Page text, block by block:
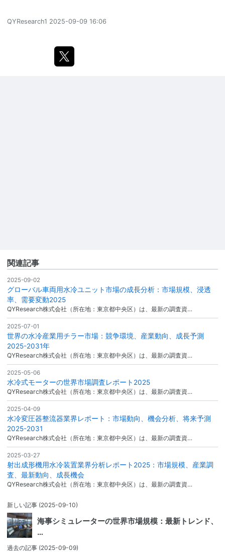
QYResearch1 2025-09-09 16:06
関連記事
2025-09-02
グローバル車両用水冷ユニット市場の成長分析：市場規模、浸透
率、需要変動2025
QYResearch株式会社（所在地：東京都中央区）は、最新の調査資…
2025-07-01
世界の水冷産業用チラー市場：競争環境、産業動向、成長予測
2025-2031年
QYResearch株式会社（所在地：東京都中央区）は、最新の調査資…
2025-05-06
水冷式モーターの世界市場調査レポート2025
QYResearch株式会社（所在地：東京都中央区）は、最新の調査資…
2025-04-09
水冷変圧器整流器業界レポート：市場動向、機会分析、将来予測
2025-2031
QYResearch株式会社（所在地：東京都中央区）は、最新の調査資…
2025-03-27
射出成形機用水冷装置業界分析レポート2025：市場規模、産業調
査、最新動向、成長機会
QYResearch株式会社（所在地：東京都中央区）は、最新の調査資…
新しい記事 (2025-09-10)
海事シミュレーターの世界市場規模：最新トレンド、
…
過去の記事 (2025-09-09)